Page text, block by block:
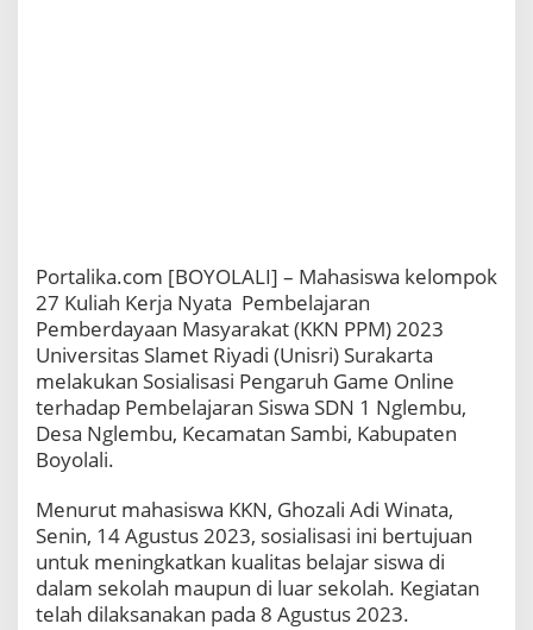
Portalika.com [BOYOLALI] – Mahasiswa kelompok
27 Kuliah Kerja Nyata Pembelajaran
Pemberdayaan Masyarakat (KKN PPM) 2023
Universitas Slamet Riyadi (Unisri) Surakarta
melakukan Sosialisasi Pengaruh Game Online
terhadap Pembelajaran Siswa SDN 1 Nglembu,
Desa Nglembu, Kecamatan Sambi, Kabupaten
Boyolali.
Menurut mahasiswa KKN, Ghozali Adi Winata,
Senin, 14 Agustus 2023, sosialisasi ini bertujuan
untuk meningkatkan kualitas belajar siswa di
dalam sekolah maupun di luar sekolah. Kegiatan
telah dilaksanakan pada 8 Agustus 2023.